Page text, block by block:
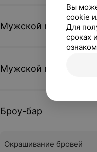
Мужской маникюр
Мужской педикюр
Броу-бар
Окрашивание бровей
Вы
cookie
Для
сроках